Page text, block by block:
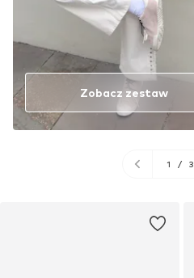
Zobacz zestaw
1 / 3